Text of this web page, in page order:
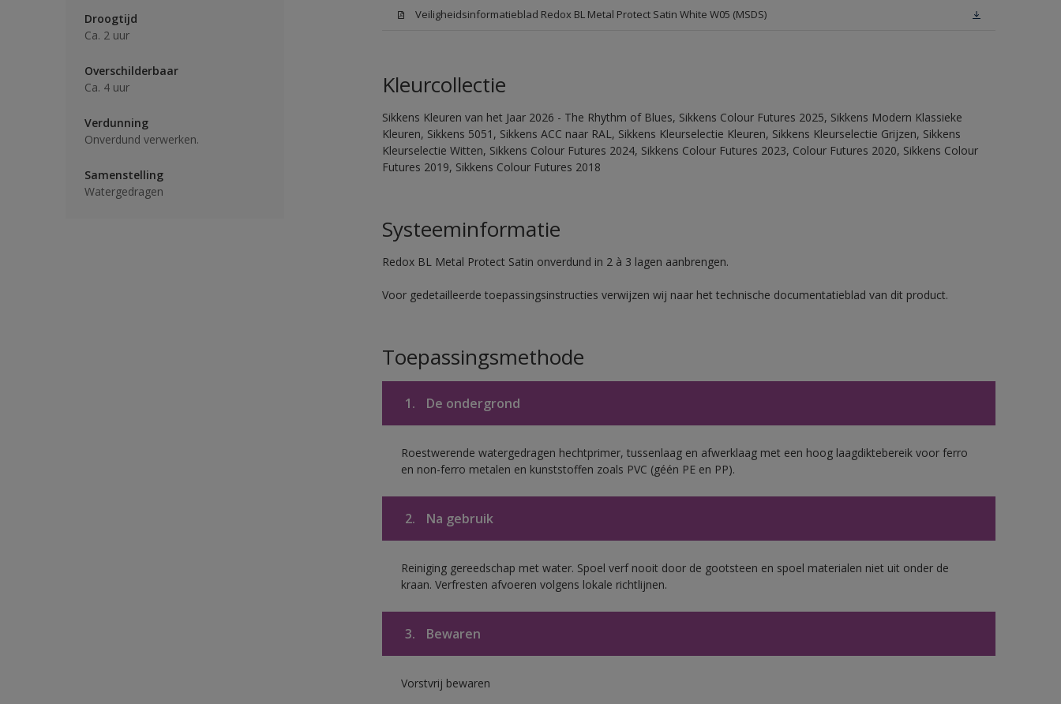
Droogtijd
Ca. 2 uur
Overschilderbaar
Ca. 4 uur
Verdunning
Onverdund verwerken.
Samenstelling
Watergedragen
Veiligheidsinformatieblad Redox BL Metal Protect Satin White W05 (MSDS)
Kleurcollectie
Sikkens Kleuren van het Jaar 2026 - The Rhythm of Blues, Sikkens Colour Futures 2025, Sikkens Modern Klassieke
Kleuren, Sikkens 5051, Sikkens ACC naar RAL, Sikkens Kleurselectie Kleuren, Sikkens Kleurselectie Grijzen, Sikkens
Kleurselectie Witten, Sikkens Colour Futures 2024, Sikkens Colour Futures 2023, Colour Futures 2020, Sikkens Colour
Futures 2019, Sikkens Colour Futures 2018
Systeeminformatie
Redox BL Metal Protect Satin onverdund in 2 à 3 lagen aanbrengen.
Voor gedetailleerde toepassingsinstructies verwijzen wij naar het technische documentatieblad van dit product.
Toepassingsmethode
1. De ondergrond
Roestwerende watergedragen hechtprimer, tussenlaag en afwerklaag met een hoog laagdiktebereik voor ferro
en non-ferro metalen en kunststoffen zoals PVC (géén PE en PP).
2. Na gebruik
Reiniging gereedschap met water. Spoel verf nooit door de gootsteen en spoel materialen niet uit onder de
kraan. Verfresten afvoeren volgens lokale richtlijnen.
3. Bewaren
Vorstvrij bewaren